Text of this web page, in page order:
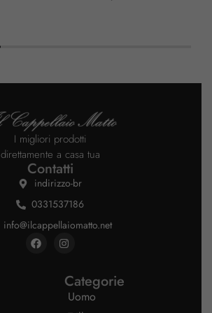
I migliori prodotti
direttamente a casa tua
Contatti
indirizzo-br
0331537186
info@ilcappellaiomatto.net
Categorie
Uomo